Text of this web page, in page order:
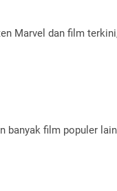
Marvel dan film
film populer